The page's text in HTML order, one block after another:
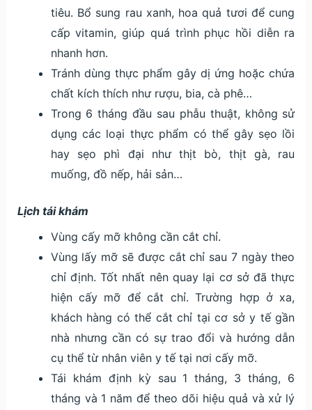
tiêu. Bổ sung rau xanh, hoa quả tươi để cung
cấp vitamin, giúp quá trình phục hồi diễn ra
nhanh hơn.
Tránh dùng thực phẩm gây dị ứng hoặc chứa
chất kích thích như rượu, bia, cà phê…
Trong 6 tháng đầu sau phẫu thuật, không sử
dụng các loại thực phẩm có thể gây sẹo lồi
hay sẹo phì đại như thịt bò, thịt gà, rau
muống, đồ nếp, hải sản…
Lịch tái khám
Vùng cấy mỡ không cần cắt chỉ.
Vùng lấy mỡ sẽ được cắt chỉ sau 7 ngày theo
chỉ định. Tốt nhất nên quay lại cơ sở đã thực
hiện cấy mỡ để cắt chỉ. Trường hợp ở xa,
khách hàng có thể cắt chỉ tại cơ sở y tế gần
nhà nhưng cần có sự trao đổi và hướng dẫn
cụ thể từ nhân viên y tế tại nơi cấy mỡ.
Tái khám định kỳ sau 1 tháng, 3 tháng, 6
tháng và 1 năm để theo dõi hiệu quả và xử lý